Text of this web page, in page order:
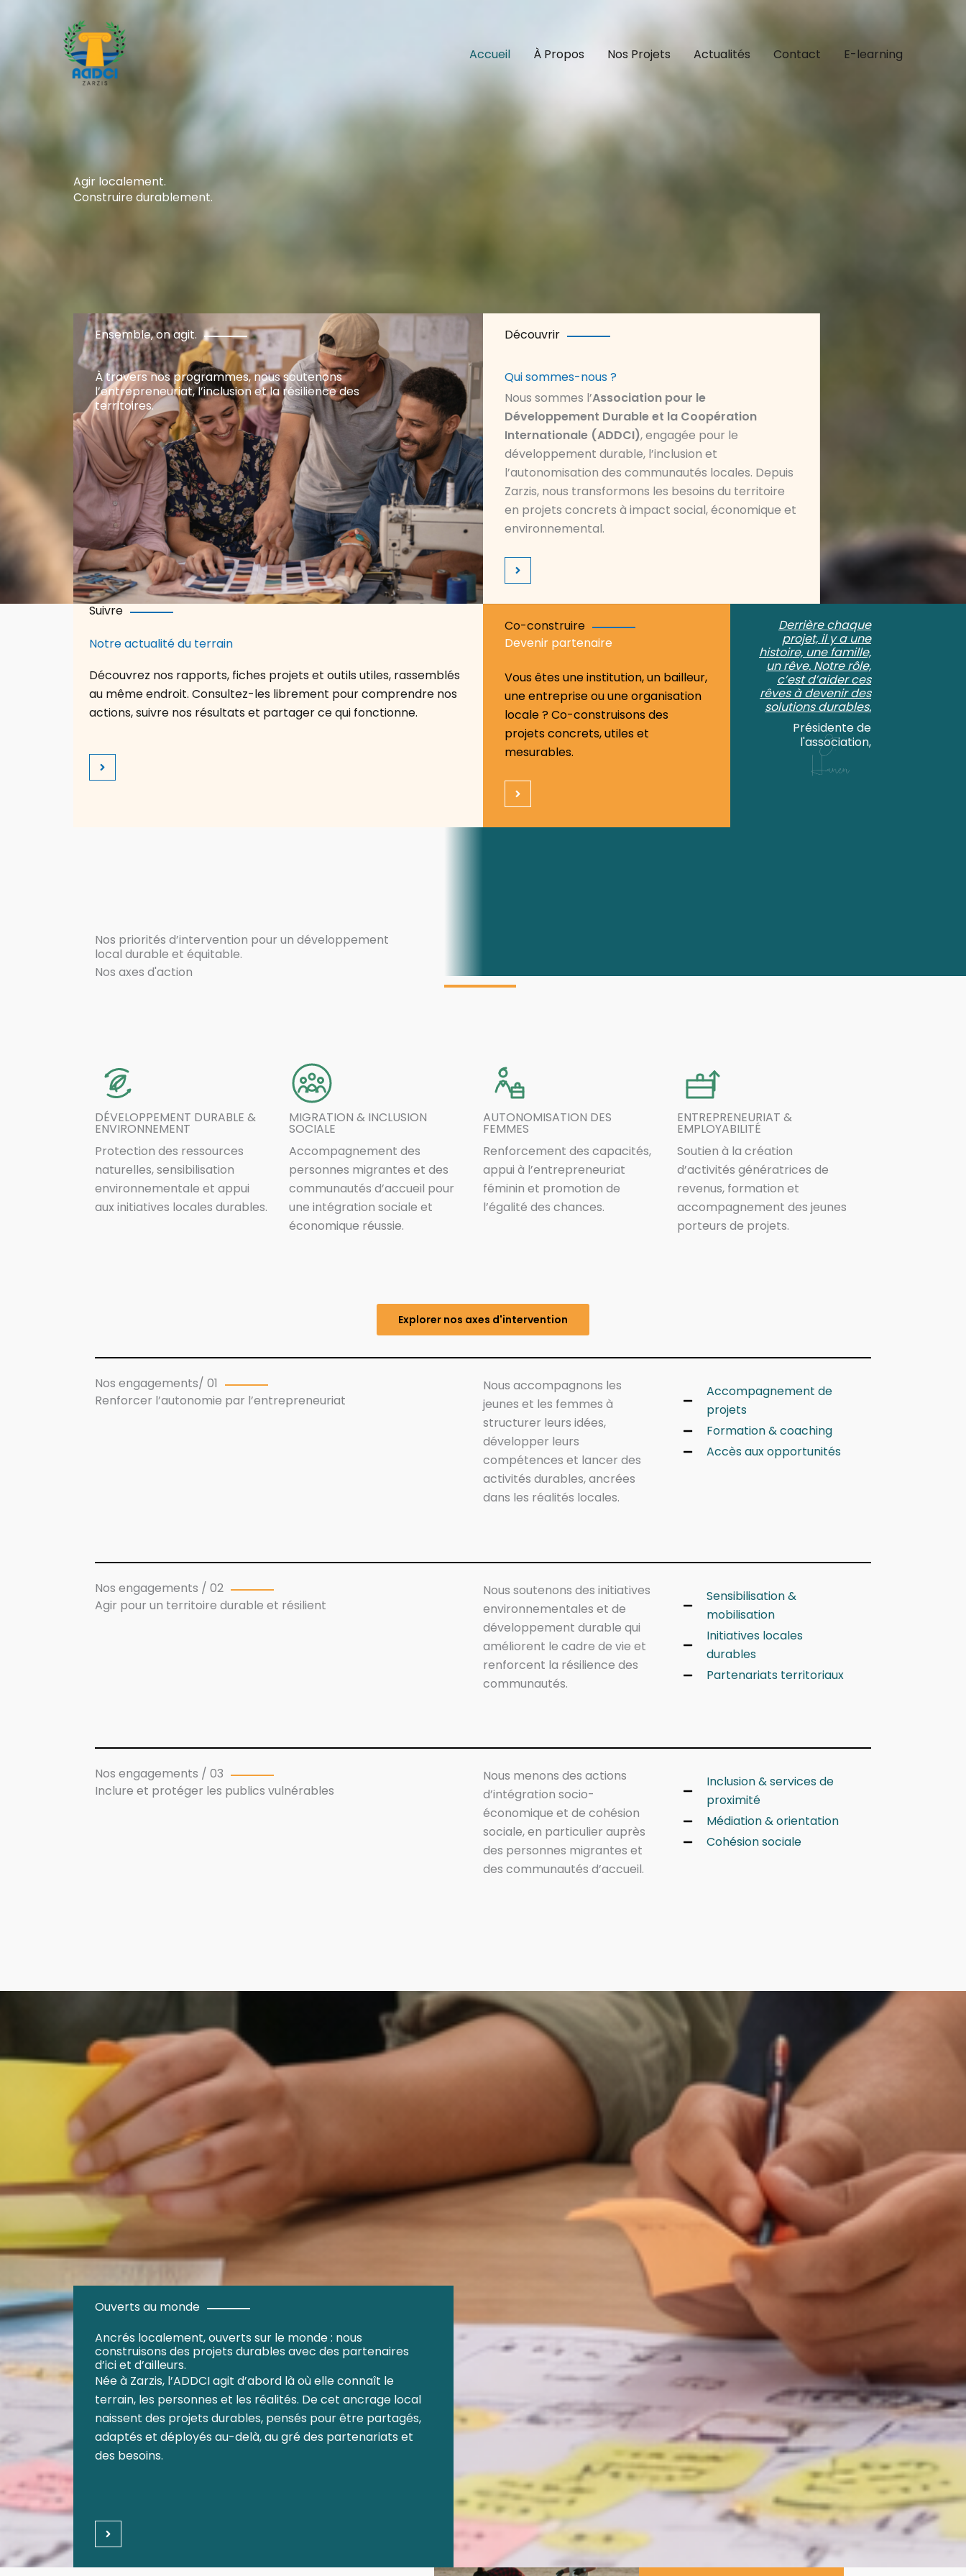
Accueil À Propos Nos Projets Actualités Contact E-learning
Agir localement.
Construire durablement.
Ensemble, on agit.
À travers nos programmes, nous soutenons
l’entrepreneuriat, l’inclusion et la résilience des
territoires.
Découvrir
Qui sommes-nous ?
Nous sommes l’Association pour le
Développement Durable et la Coopération
Internationale (ADDCI), engagée pour le
développement durable, l’inclusion et
l’autonomisation des communautés locales. Depuis
Zarzis, nous transformons les besoins du territoire
en projets concrets à impact social, économique et
environnemental.
Suivre
Notre actualité du terrain
Découvrez nos rapports, fiches projets et outils utiles, rassemblés
au même endroit. Consultez-les librement pour comprendre nos
actions, suivre nos résultats et partager ce qui fonctionne.
Co-construire
Devenir partenaire
Vous êtes une institution, un bailleur,
une entreprise ou une organisation
locale ? Co-construisons des
projets concrets, utiles et
mesurables.
Derrière chaque
projet, il y a une
histoire, une famille,
un rêve. Notre rôle,
c’est d’aider ces
rêves à devenir des
solutions durables.
Présidente de
l'association,
Nos priorités d’intervention pour un développement
local durable et équitable.
Nos axes d'action
DÉVELOPPEMENT DURABLE &
ENVIRONNEMENT
Protection des ressources
naturelles, sensibilisation
environnementale et appui
aux initiatives locales durables.
MIGRATION & INCLUSION
SOCIALE
Accompagnement des
personnes migrantes et des
communautés d’accueil pour
une intégration sociale et
économique réussie.
AUTONOMISATION DES
FEMMES
Renforcement des capacités,
appui à l’entrepreneuriat
féminin et promotion de
l’égalité des chances.
ENTREPRENEURIAT &
EMPLOYABILITÉ
Soutien à la création
d’activités génératrices de
revenus, formation et
accompagnement des jeunes
porteurs de projets.
Explorer nos axes d'intervention
Nos engagements/ 01
Renforcer l’autonomie par l’entrepreneuriat
Nous accompagnons les
jeunes et les femmes à
structurer leurs idées,
développer leurs
compétences et lancer des
activités durables, ancrées
dans les réalités locales.
Accompagnement de
projets
Formation & coaching
Accès aux opportunités
Nos engagements / 02
Agir pour un territoire durable et résilient
Nous soutenons des initiatives
environnementales et de
développement durable qui
améliorent le cadre de vie et
renforcent la résilience des
communautés.
Sensibilisation &
mobilisation
Initiatives locales
durables
Partenariats territoriaux
Nos engagements / 03
Inclure et protéger les publics vulnérables
Nous menons des actions
d’intégration socio-
économique et de cohésion
sociale, en particulier auprès
des personnes migrantes et
des communautés d’accueil.
Inclusion & services de
proximité
Médiation & orientation
Cohésion sociale
Ouverts au monde
Ancrés localement, ouverts sur le monde : nous
construisons des projets durables avec des partenaires
d’ici et d’ailleurs.
Née à Zarzis, l’ADDCI agit d’abord là où elle connaît le
terrain, les personnes et les réalités. De cet ancrage local
naissent des projets durables, pensés pour être partagés,
adaptés et déployés au-delà, au gré des partenariats et
des besoins.